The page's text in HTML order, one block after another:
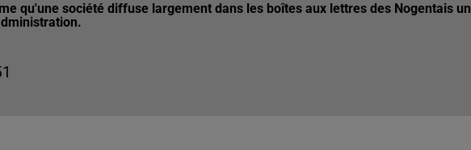
qu'une société diffuse largement dans les boîtes aux lettres des Nogentais un